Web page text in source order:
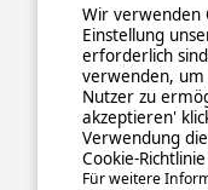
ALLGEMEINE
Sichere und
Wir verwenden
Einstellung
erforderlich
verwenden,
Nutzer zu
akzeptieren'
Verwendung
Cookie-
Für weitere